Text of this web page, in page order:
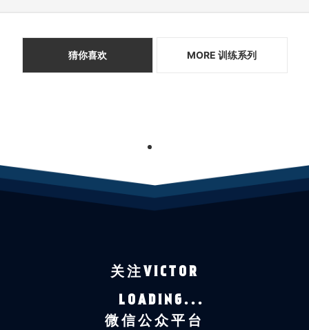
猜你喜欢 MORE 训练系列
1
关注VICTOR
LOADING...
微信公众平台